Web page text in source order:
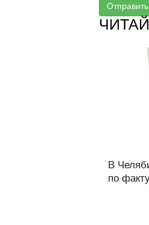
Отправить
В
по